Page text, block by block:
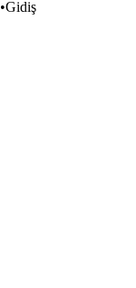
•Gidiş